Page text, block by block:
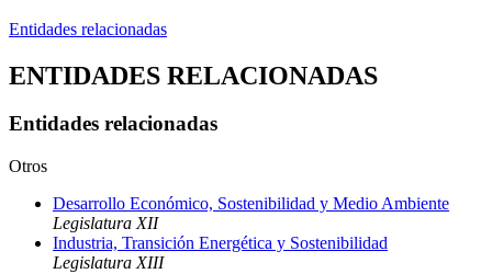
Entidades relacionadas
ENTIDADES RELACIONADAS
Entidades relacionadas
Otros
Desarrollo Económico, Sostenibilidad y Medio Ambiente
Legislatura XII
Industria, Transición Energética y Sostenibilidad
Legislatura XIII